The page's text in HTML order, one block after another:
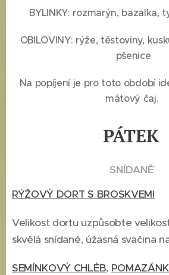
BYLINKY: rozmarýn, bazalka,
OBILOVINY: rýže, těstoviny,
pšenice
Na popíjení je pro toto období
mátový čaj.
PÁTEK
SNÍDANĚ
RÝŽOVÝ DORT S BROSKVEMI
Velikost dortu uzpůsobte
skvělá snídaně, úžasná svačina
SEMÍNKOVÝ CHLÉB,